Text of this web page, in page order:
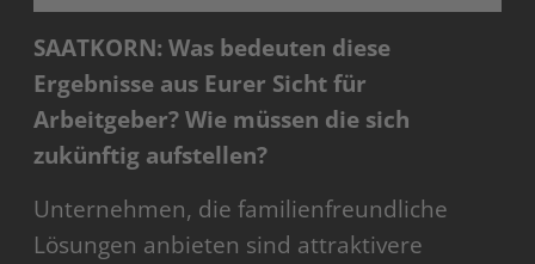
SAATKORN: Was bedeuten diese
Ergebnisse aus Eurer Sicht für
Arbeitgeber? Wie müssen die sich
zukünftig aufstellen?
Unternehmen, die familienfreundliche
Lösungen anbieten sind attraktivere